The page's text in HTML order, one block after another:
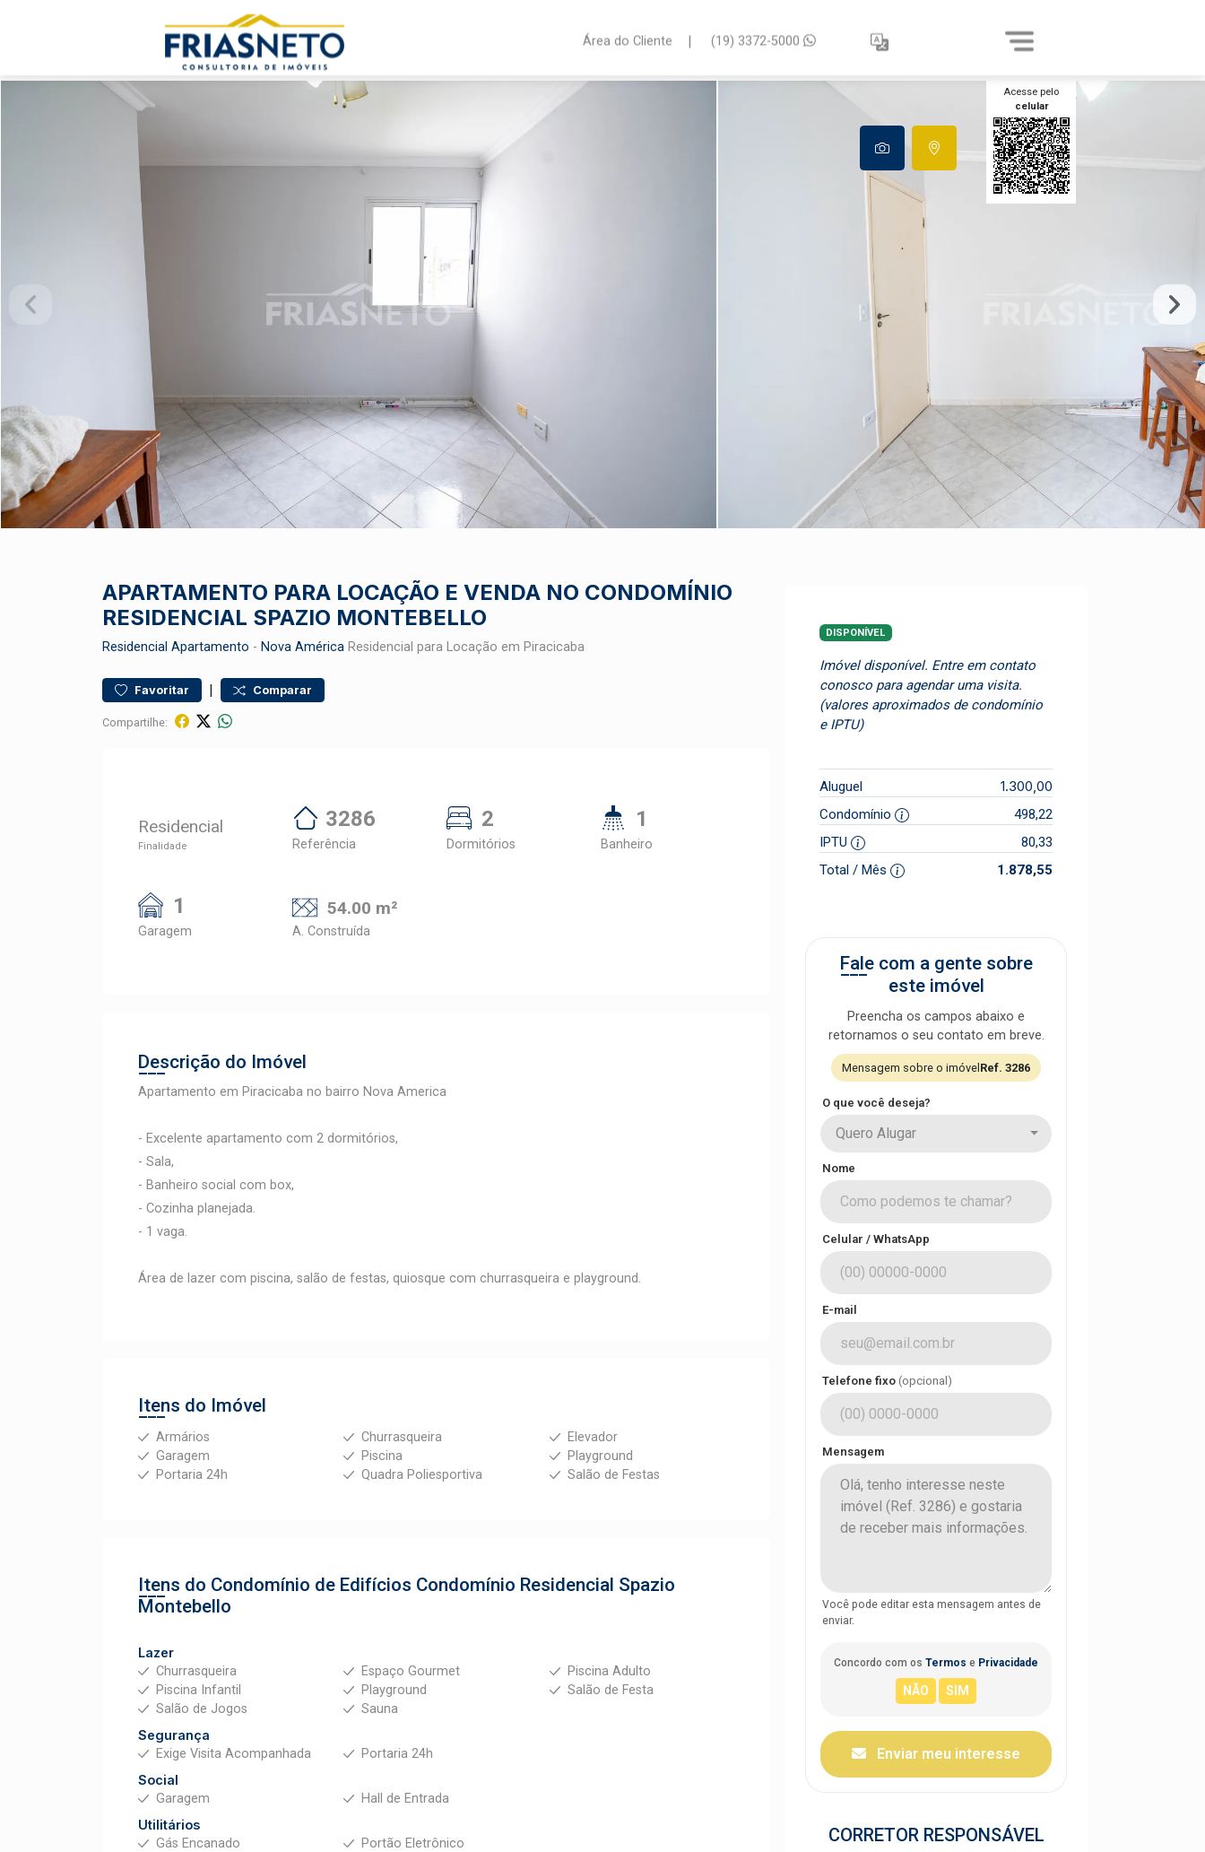
Área do Cliente | (19) 3372-5000
Acesse pelo
celular
APARTAMENTO PARA LOCAÇÃO E VENDA NO CONDOMÍNIO
RESIDENCIAL SPAZIO MONTEBELLO
Residencial Apartamento - Nova América Residencial para Locação em Piracicaba
Favoritar | Comparar
Compartilhe:
Residencial
Finalidade
3286
Referência
2
Dormitórios
1
Banheiro
1
Garagem
54.00 m²
A. Construída
Descrição do Imóvel
Apartamento em Piracicaba no bairro Nova America
- Excelente apartamento com 2 dormitórios,
- Sala,
- Banheiro social com box,
- Cozinha planejada.
- 1 vaga.
Área de lazer com piscina, salão de festas, quiosque com churrasqueira e playground.
Itens do Imóvel
Armários Churrasqueira
Elevador
Garagem
Piscina
Playground
Portaria 24h
Quadra Poliesportiva Salão de Festas
Itens do Condomínio de Edifícios Condomínio Residencial Spazio
Montebello
Lazer
Churrasqueira
Espaço Gourmet
Piscina Adulto
Piscina Infantil
Playground
Salão de Festa
Salão de Jogos
Sauna
Segurança
Exige Visita Acompanhada
Portaria 24h
Social
Garagem
Hall de Entrada
Utilitários
Gás Encanado
Portão Eletrônico
DISPONÍVEL
Imóvel disponível. Entre em contato
conosco para agendar uma visita.
(valores aproximados de condomínio
e IPTU)
Aluguel 1.300,00
Condomínio
498,22
IPTU
80,33
Total / Mês
1.878,55
Fale com a gente sobre
este imóvel
Preencha os campos abaixo e
retornamos o seu contato em breve.
Mensagem sobre o imóvel Ref. 3286
O que você deseja?
Quero Alugar
Nome
Celular / WhatsApp
E-mail
Telefone fixo (opcional)
Mensagem
Você pode editar esta mensagem antes de
enviar.
Concordo com os Termos e Privacidade
Enviar meu interesse
CORRETOR RESPONSÁVEL